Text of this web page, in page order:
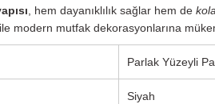
, hem dayanıklılık sağlar hem de
modern mutfak dekorasyonlarına
Parlak Yüzeyli
Siyah